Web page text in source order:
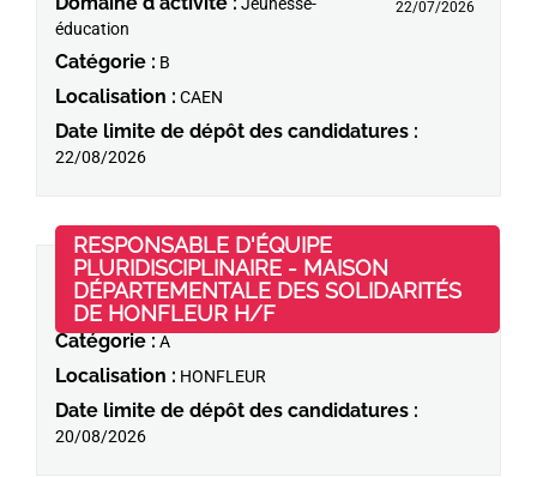
22/07/2026
éducation
Catégorie : B
Localisation : CAEN
Date limite de dépôt des candidatures :
22/08/2026
RESPONSABLE D'ÉQUIPE
PLURIDISCIPLINAIRE - MAISON
DÉPARTEMENTALE DES SOLIDARITÉS
DE HONFLEUR H/F(Nouvelle fenêtre)
20/07/2026
Domaine d'activité : Management ;
Médico-social
Catégorie :A
Localisation : HONFLEUR
Date limite de dépôt des candidatures :
20/08/2026